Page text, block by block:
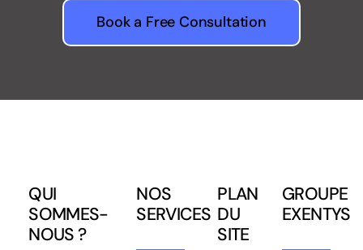
Book a Free Consultation
QUI
SOMMES-
NOUS ?
NOS
SERVICES
PLAN
DU
SITE
GROUPE
EXENTYS